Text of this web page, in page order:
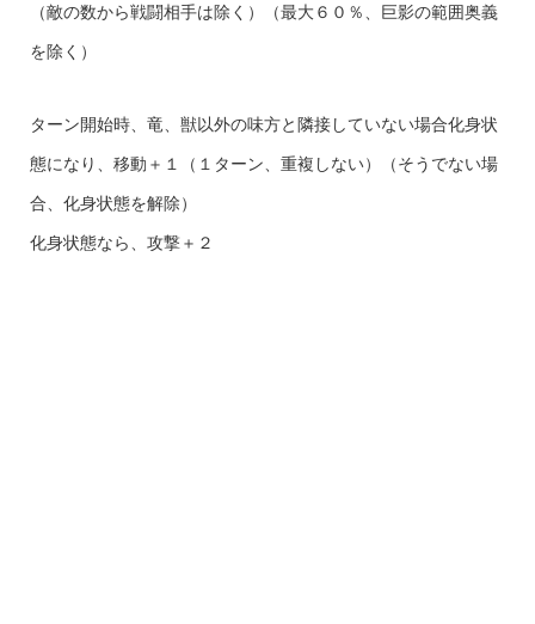
（敵の数から戦闘相手は除く）（最大６０％、巨影の範囲奥義
を除く）
ターン開始時、竜、獣以外の味方と隣接していない場合化身状
態になり、移動＋１（１ターン、重複しない）（そうでない場
合、化身状態を解除）
化身状態なら、攻撃＋２